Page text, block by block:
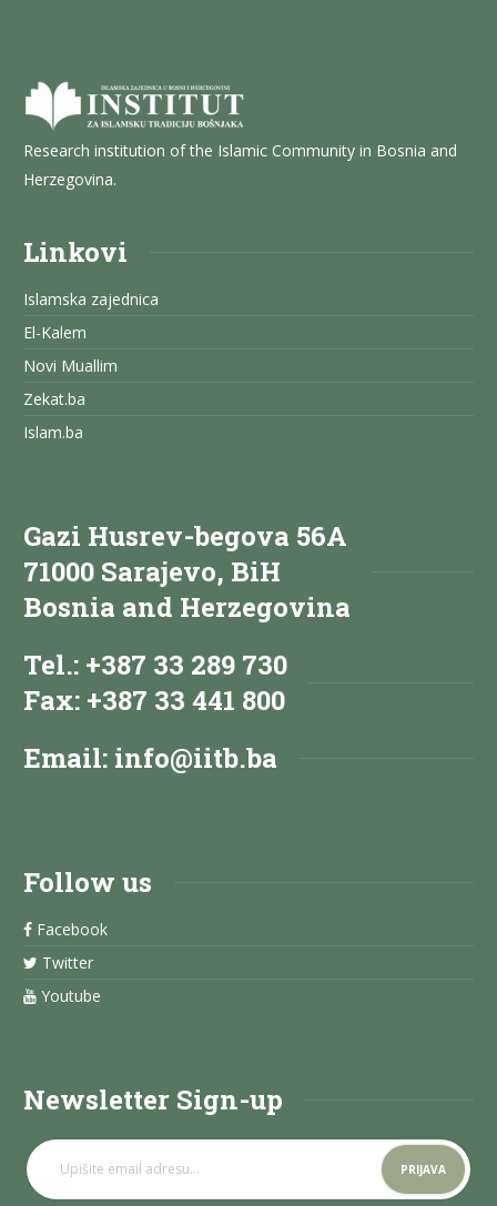
Research institution of the Islamic Community in Bosnia and
Herzegovina.
Linkovi
Islamska zajednica
El-Kalem
Novi Muallim
Zekat.ba
Islam.ba
Gazi Husrev-begova 56A
71000 Sarajevo, BiH
Bosnia and Herzegovina
Tel.: +387 33 289 730
Fax: +387 33 441 800
Email: info@iitb.ba
Follow us
Facebook
Twitter
Youtube
Newsletter Sign-up